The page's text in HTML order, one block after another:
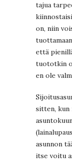
tajua
on, niin
että
tuototkin
en ole
sitten, kun
asunnon
itse voitu